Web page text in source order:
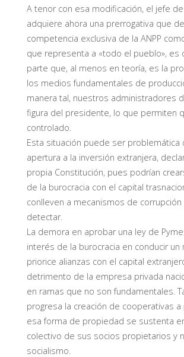
A tenor con esa modificación, el jefe
adquiere ahora una prerrogativa que
competencia exclusiva de la ANPP
que representa a «todo el pueblo», es
parte que, al menos en teoría, es la
los medios fundamentales de
manera tal, nuestros administradores
figura del presidente, lo que permiten
controlado.
Esta situación puede ser problemática
apertura a la inversión extranjera,
propia Constitución, pues podrían
de la burocracia con el capital
conlleven a mecanismos de
detectar.
La demora en aprobar una ley de
interés de la burocracia en conducir
priorice alianzas con el capital
detrimento de la empresa privada
en ramas que no son fundamentales.
progresa la creación de cooperativas
esa forma de propiedad se sustenta
colectivo de sus socios propietarios y
socialismo.